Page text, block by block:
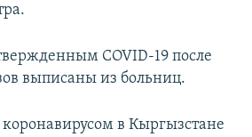
COVID-19 после
выписаны из больниц.
в Кыргызстане